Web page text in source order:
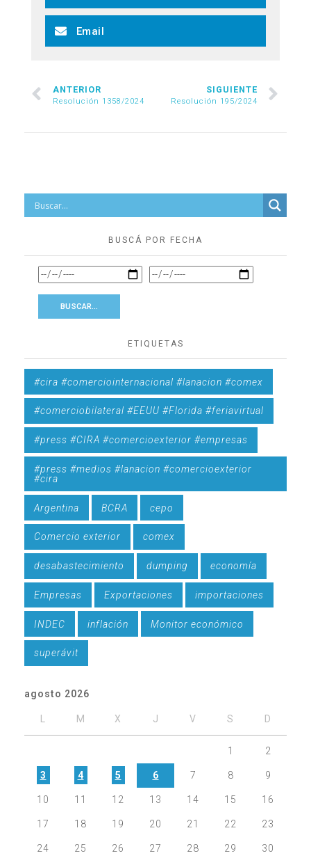
Email
ANTERIOR
Resolución 1358/2024
SIGUIENTE
Resolución 195/2024
BUSCÁ POR FECHA
ETIQUETAS
#cira #comerciointernacional #lanacion #comex
#comerciobilateral #EEUU #Florida #feriavirtual
#press #CIRA #comercioexterior #empresas
#press #medios #lanacion #comercioexterior
#cira
Argentina BCRA cepo
Comercio exterior comex
desabastecimiento dumping economía
Empresas Exportaciones importaciones
INDEC inflación Monitor económico
superávit
agosto 2026
L M X J V S D
1 2
3 4 5 6 7 8 9
10 11 12 13 14 15 16
17 18 19 20 21 22 23
24 25 26 27 28 29 30